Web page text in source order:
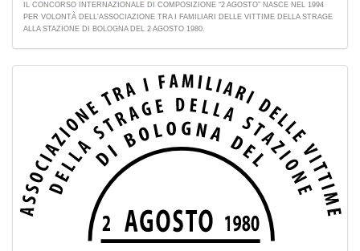
IL CONCORSO INTERNAZIONALE DI COMPOSIZIONE “2 AGOSTO” NASCE NEL 1994
PER VOLONTÀ DELL'ASSOCIAZIONE TRA I FAMILIARI DELLE VITTIME DELLA STRAGE
ALLA STAZIONE DI BOLOGNA DEL 2 AGOSTO 1980.